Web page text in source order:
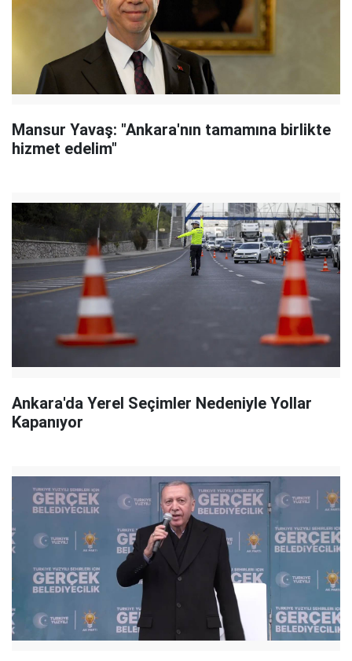
Mansur Yavaş: "Ankara'nın tamamına birlikte
hizmet edelim"
Ankara'da Yerel Seçimler Nedeniyle Yollar
Kapanıyor